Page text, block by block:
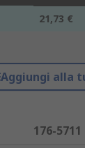
21,73 €
Aggiungi alla
176-5711